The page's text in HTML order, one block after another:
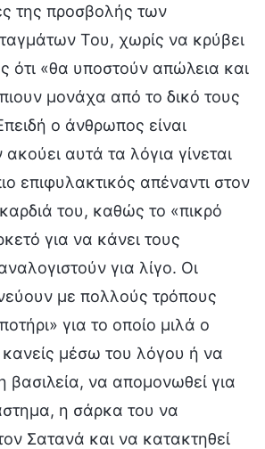
της προσβολής των
Του, χωρίς να κρύβει
ότι «θα υποστούν απώλεια και
μονάχα από το δικό τους
ο άνθρωπος είναι
αυτά τα λόγια γίνεται
επιφυλακτικός απέναντι στον
του, καθώς το «πικρό
για να κάνει τους
για λίγο. Οι
με πολλούς τρόπους
για το οποίο μιλά ο
κανείς μέσω του λόγου ή να
βασιλεία, να απομονωθεί για
η σάρκα του να
Σατανά και να κατακτηθεί